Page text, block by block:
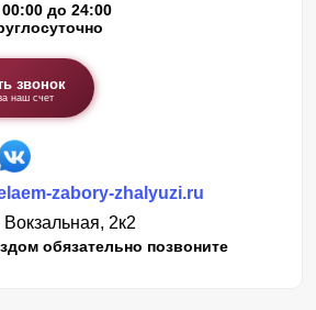
до 24:00
звонок
наш счет
zabory-zhalyuzi.ru
Вокзальная, 2к2
обязательно позвоните